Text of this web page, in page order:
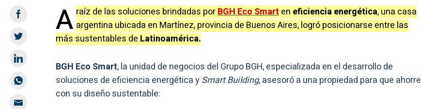
A raíz de las soluciones brindadas porBGH Eco Smarten eficiencia energética, una casa
argentina ubicada en Martínez, provincia de Buenos Aires, logró posicionarse entre las
más sustentables de Latinoamérica.
BGH Eco Smart, la unidad de negocios del Grupo BGH, especializada en el desarrollo de
soluciones de eficiencia energética ySmart Building, asesoró a una propiedad para que ahorre
con su diseño sustentable: